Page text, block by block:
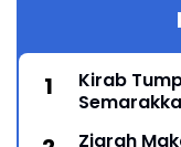
Kirab
Ziarah